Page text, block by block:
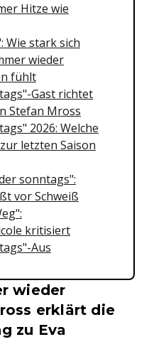
Hitze wie
Wie stark sich
wieder
fühlt
Gast richtet
Stefan Mross
2026: Welche
letzten Saison
sonntags":
vor Schweiß
kritisiert
Aus
wieder
erklärt die
zu Eva